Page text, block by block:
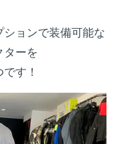
ョンで装備可能な
ターを
す！